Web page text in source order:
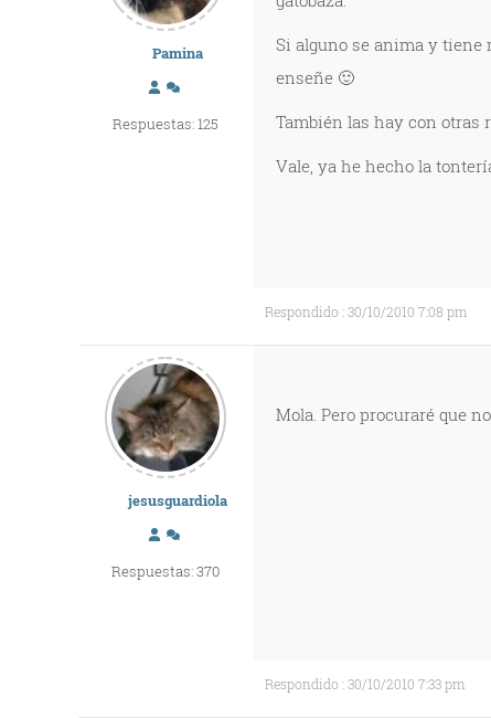
Pamina
Respuestas: 125
Si alguno se anima y tiene
enseñe 🙂
También las hay con otras
Vale, ya he hecho la
Respondido : 30/10/2010 7:08 pm
jesusguardiola
Respuestas: 370
Mola. Pero procuraré que
Respondido : 30/10/2010 7:33 pm